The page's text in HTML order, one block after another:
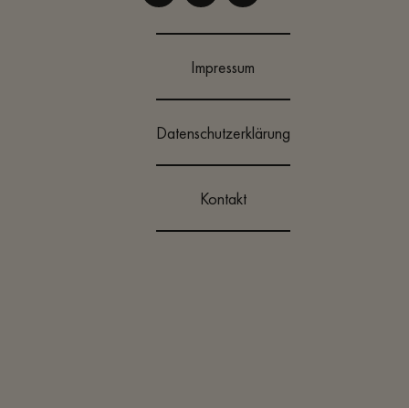
Impressum
Datenschutzerklärung
Kontakt